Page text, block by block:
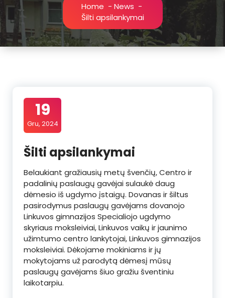
Home - News -
Šilti apsilankymai
19
Gru, 2024
Šilti apsilankymai
Belaukiant gražiausių metų švenčių, Centro ir
padalinių paslaugų gavėjai sulaukė daug
dėmesio iš ugdymo įstaigų. Dovanas ir šiltus
pasirodymus paslaugų gavėjams dovanojo
Linkuvos gimnazijos Specialiojo ugdymo
skyriaus moksleiviai, Linkuvos vaikų ir jaunimo
užimtumo centro lankytojai, Linkuvos gimnazijos
moksleiviai. Dėkojame mokiniams ir jų
mokytojams už parodytą dėmesį mūsų
paslaugų gavėjams šiuo gražiu šventiniu
laikotarpiu.